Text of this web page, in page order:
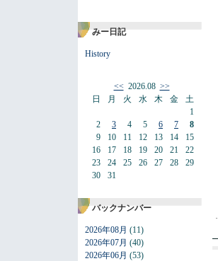
みー日記
History
<<2026.08 >>
日
2
9
16
23
30
月
3
10
17
24
31
火
4
11
18
25
水
5
12
19
26
木
6
13
20
27
金
7
14
21
28
土
1
8
15
22
29
バックナンバー
2026年08月 (11)
2026年07月 (40)
2026年06月 (53)